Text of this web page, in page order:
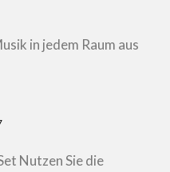
in jedem Raum aus
Nutzen Sie die